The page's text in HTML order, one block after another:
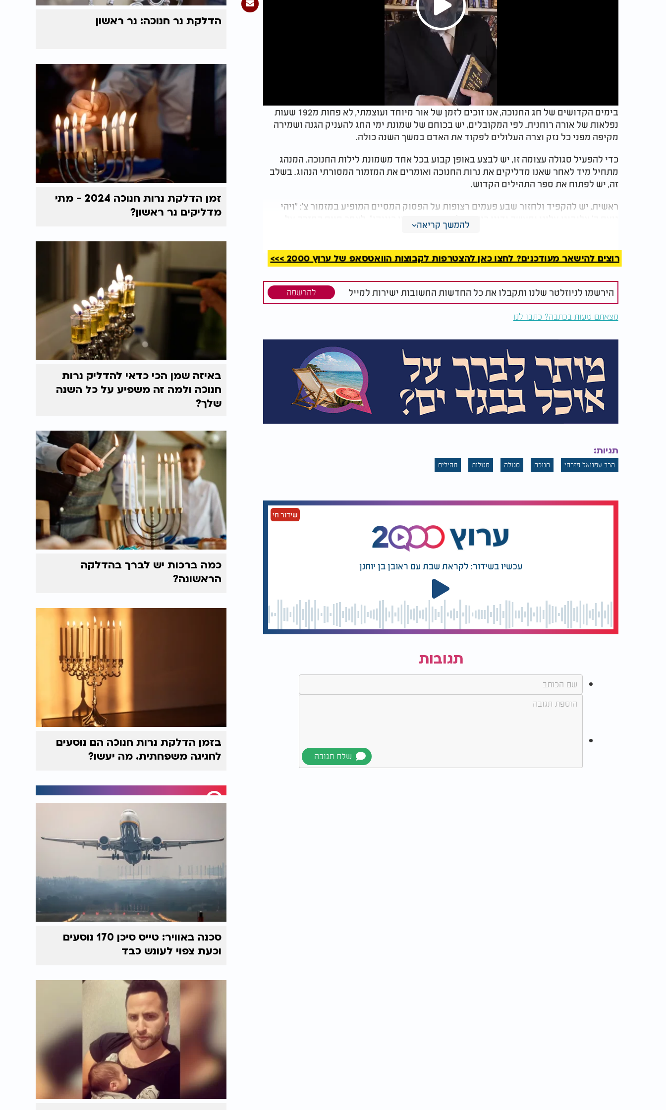
Play
Video
בימים הקדושים של חג החנוכה, אנו זוכים לזמן של אור מיוחד ועוצמתי, לא פחות מ192 שעות
נפלאות של אורה רוחנית. לפי המקובלים, יש בכוחם של שמונת ימי החג להעניק הגנה ושמירה
מקיפה מפני כל נזק וצרה העלולים לפקוד את האדם במשך השנה כולה.
כדי להפעיל סגולה עצומה זו, יש לבצע באופן קבוע בכל אחד משמונת לילות החנוכה. המנהג
מתחיל מיד לאחר שאנו מדליקים את נרות החנוכה ואומרים את המזמור המסורתי הנהוג. בשלב
זה, יש לפתוח את ספר התהילים הקדוש.
ראשית, יש להקפיד ולחזור שבע פעמים רצופות על הפסוק המסיים המופיע במזמור צ': "ויהי
נועם ה' אלוקינו עלינו ומעשה ידינו כוננה עלינו ומעשה ידינו כוננהו". לאחר סיום החזרה על
פסוק זה, יש לומר פעם אחת את מזמור צ"א במלואו, מזמור הפותח במילים "יושב בסתר עליון".
המלצות נוספות
האם מותר לברך פעמיים
קיבלה על עצמה לקבל
תדליק נרות חנוכה?
הסולטן כעס על הרופא
היהודי ואז קרה הבלתי
ייאמן | סודו של השמש
בחנוכייה
המקובלים מדריכים לחזור על סדר נפלא זה בכל לילה ולילה משמונת ימי החנוכה, ובכך להבטיח
לעצמנו שמירה והגנה שתלווה אותנו לאורך השנה החדשה כולה.
בנוסף, ערוץ 2000, עורך בימים נעלים אלו תפילה מיוחדת ומרגשת. זוהי הזדמנות עבורכם לוודא
כדאי מאוד לשלוח את השמות ולהצטרף לתפילה נפלאה זו.
התקשרו עכשיו ומסרו את שמותיכם: 03-696-2000.
להמשך קריאה
רוצים להישאר מעודכנים? לחצו כאן להצטרפות לקבוצות הוואטסאפ של ערוץ 2000 >>>
הירשמו לניוזלטר שלנו ותקבלו את כל החדשות החשובות ישירות למייל להרשמה
מצאתם טעות בכתבה? כתבו לנו
תגיות:
הרב עמנואל מזרחי חנוכה סגולה סגולות תהילים
שידור חי
עכשיו בשידור: לקראת שבת עם ראובן בן יוחנן
תגובות
הדלקת נר חנוכה: נר ראשון
זמן הדלקת נרות חנוכה 2024 - מתי
מדליקים נר ראשון?
באיזה שמן הכי כדאי להדליק נרות
חנוכה ולמה זה משפיע על כל השנה
שלך?
כמה ברכות יש לברך בהדלקה
הראשונה?
בזמן הדלקת נרות חנוכה הם נוסעים
לחגיגה משפחתית. מה יעשו?
סכנה באוויר: טייס סיכן 170 נוסעים
וכעת צפוי לעונש כבד